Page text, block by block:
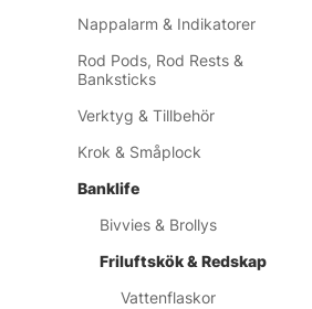
Nappalarm & Indikatorer
Rod Pods, Rod Rests &
Banksticks
Verktyg & Tillbehör
Krok & Småplock
Banklife
Bivvies & Brollys
Friluftskök & Redskap
Vattenflaskor